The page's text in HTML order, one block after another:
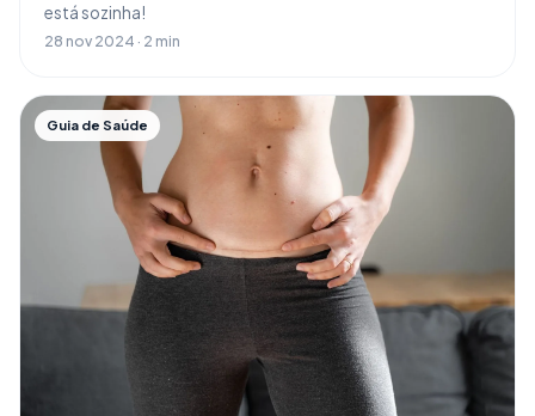
está sozinha!
28 nov 2024 · 2 min
Guia de Saúde